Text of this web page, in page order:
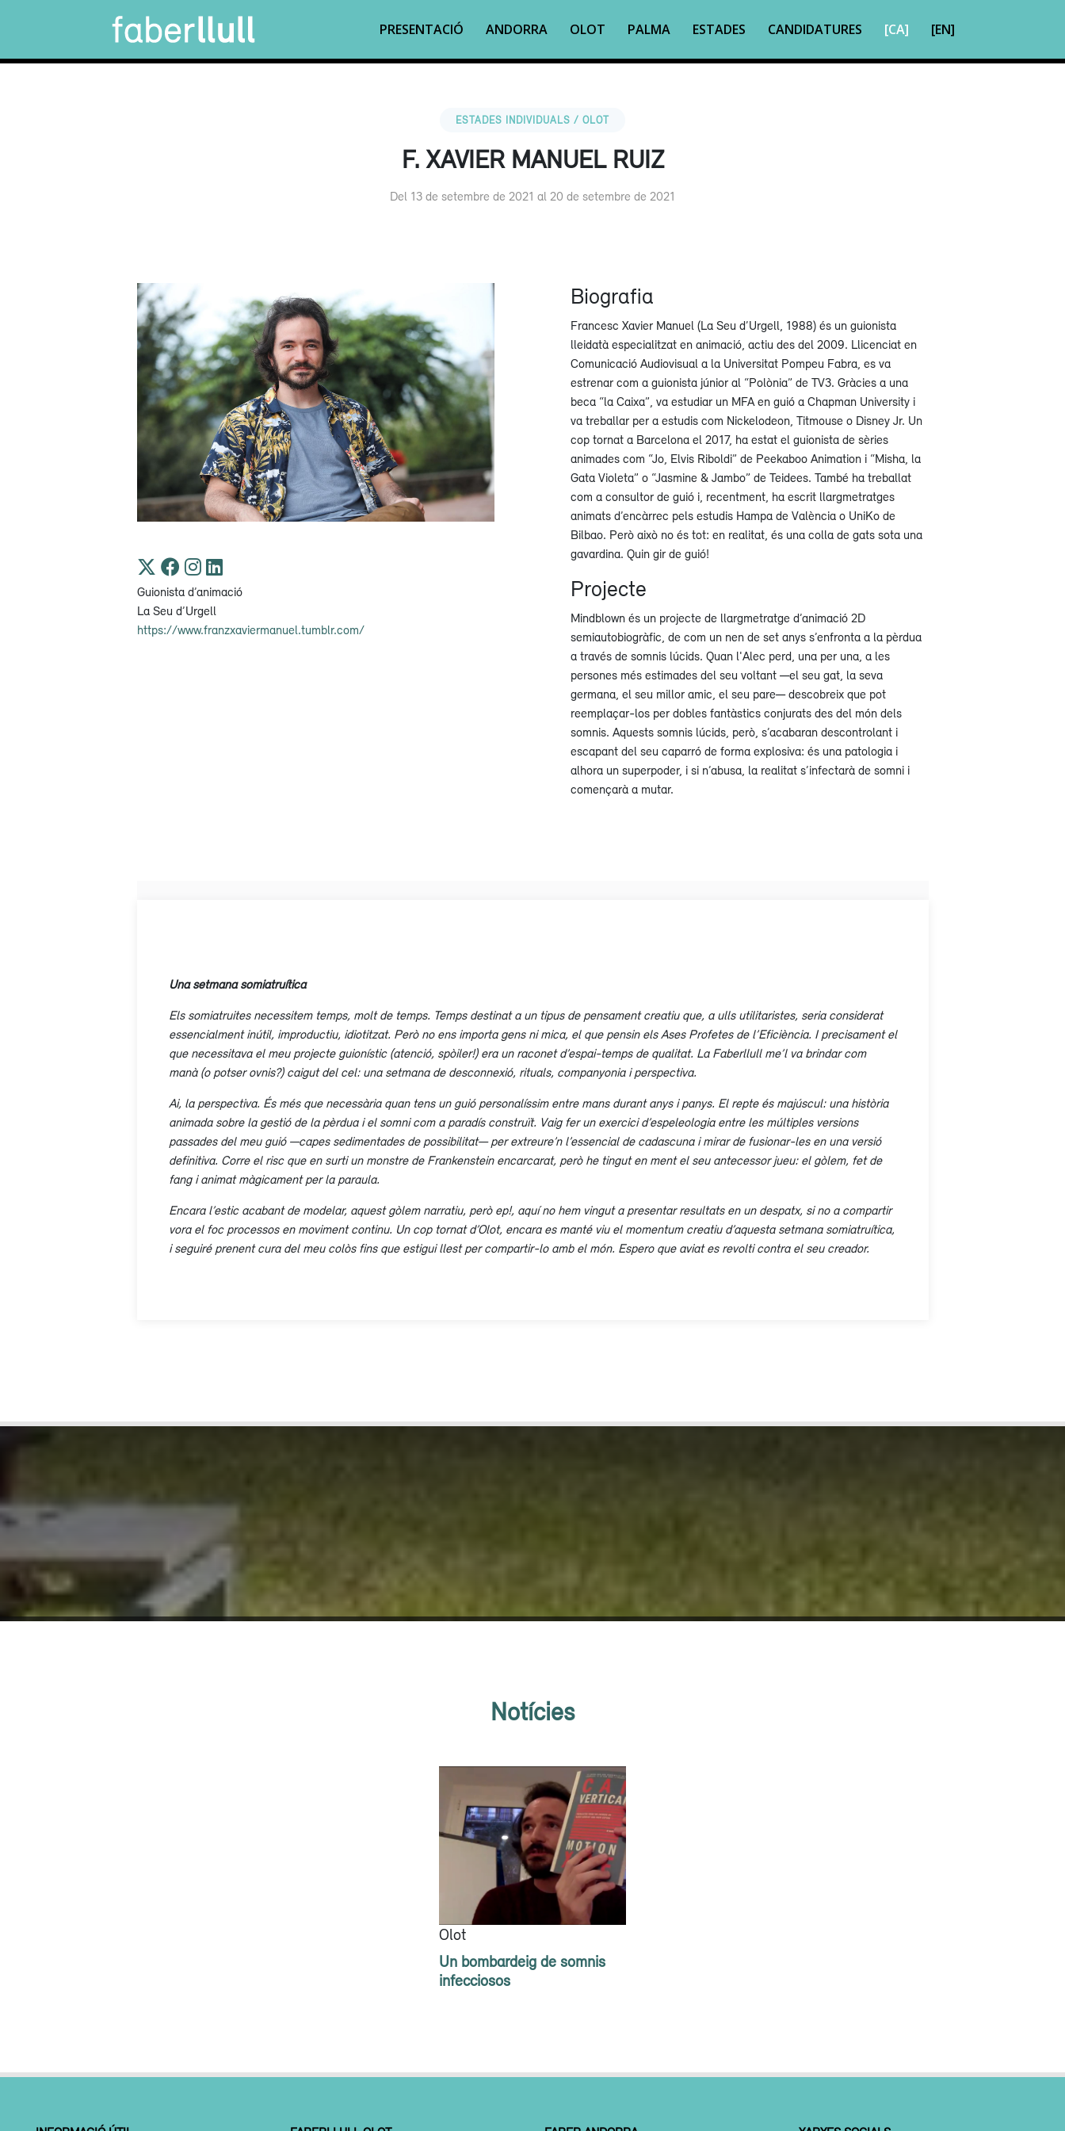
PRESENTACIÓ ANDORRA OLOT PALMA ESTADES CANDIDATURES [CA] [EN]
ESTADES INDIVIDUALS / OLOT
F. XAVIER MANUEL RUIZ
Del 13 de setembre de 2021 al 20 de setembre de 2021
Guionista d’animació
La Seu d’Urgell
https://www.franzxaviermanuel.tumblr.com/
Biografia
Francesc Xavier Manuel (La Seu d’Urgell, 1988) és un guionista
lleidatà especialitzat en animació, actiu des del 2009. Llicenciat en
Comunicació Audiovisual a la Universitat Pompeu Fabra, es va
estrenar com a guionista júnior al “Polònia” de TV3. Gràcies a una
beca “la Caixa”, va estudiar un MFA en guió a Chapman University i
va treballar per a estudis com Nickelodeon, Titmouse o Disney Jr. Un
cop tornat a Barcelona el 2017, ha estat el guionista de sèries
animades com “Jo, Elvis Riboldi” de Peekaboo Animation i “Misha, la
Gata Violeta” o “Jasmine & Jambo” de Teidees. També ha treballat
com a consultor de guió i, recentment, ha escrit llargmetratges
animats d’encàrrec pels estudis Hampa de València o UniKo de
Bilbao. Però això no és tot: en realitat, és una colla de gats sota una
gavardina. Quin gir de guió!
Projecte
Mindblown és un projecte de llargmetratge d’animació 2D
semiautobiogràfic, de com un nen de set anys s’enfronta a la pèrdua
a través de somnis lúcids. Quan l'Alec perd, una per una, a les
persones més estimades del seu voltant —el seu gat, la seva
germana, el seu millor amic, el seu pare— descobreix que pot
reemplaçar-los per dobles fantàstics conjurats des del món dels
somnis. Aquests somnis lúcids, però, s’acabaran descontrolant i
escapant del seu caparró de forma explosiva: és una patologia i
alhora un superpoder, i si n’abusa, la realitat s’infectarà de somni i
començarà a mutar.
Una setmana somiatruítica
Els somiatruites necessitem temps, molt de temps. Temps destinat a un tipus de pensament creatiu que, a ulls utilitaristes, seria considerat
essencialment inútil, improductiu, idiotitzat. Però no ens importa gens ni mica, el que pensin els Ases Profetes de l’Eficiència. I precisament el
que necessitava el meu projecte guionístic (atenció, spòiler!) era un raconet d’espai-temps de qualitat. La Faberllull me’l va brindar com
manà (o potser ovnis?) caigut del cel: una setmana de desconnexió, rituals, companyonia i perspectiva.
Ai, la perspectiva. És més que necessària quan tens un guió personalíssim entre mans durant anys i panys. El repte és majúscul: una història
animada sobre la gestió de la pèrdua i el somni com a paradís construït. Vaig fer un exercici d’espeleologia entre les múltiples versions
passades del meu guió —capes sedimentades de possibilitat— per extreure’n l’essencial de cadascuna i mirar de fusionar-les en una versió
definitiva. Corre el risc que en surti un monstre de Frankenstein encarcarat, però he tingut en ment el seu antecessor jueu: el gòlem, fet de
fang i animat màgicament per la paraula.
Encara l’estic acabant de modelar, aquest gòlem narratiu, però ep!, aquí no hem vingut a presentar resultats en un despatx, si no a compartir
vora el foc processos en moviment continu. Un cop tornat d’Olot, encara es manté viu el momentum creatiu d’aquesta setmana somiatruítica,
i seguiré prenent cura del meu colòs fins que estigui llest per compartir-lo amb el món. Espero que aviat es revolti contra el seu creador.
Notícies
Olot
Un bombardeig de somnis
infecciosos